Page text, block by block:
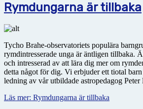
Rymdungarna är tillbaka
Tycho Brahe-observatoriets populära
rymdintresserade unga är äntligen tillbaka.
och intresserad av att lära dig mer om
detta något för dig. Vi erbjuder ett tiotal
ledning av vår utbildade astropedagog Peter
Läs mer: Rymdungarna är tillbaka